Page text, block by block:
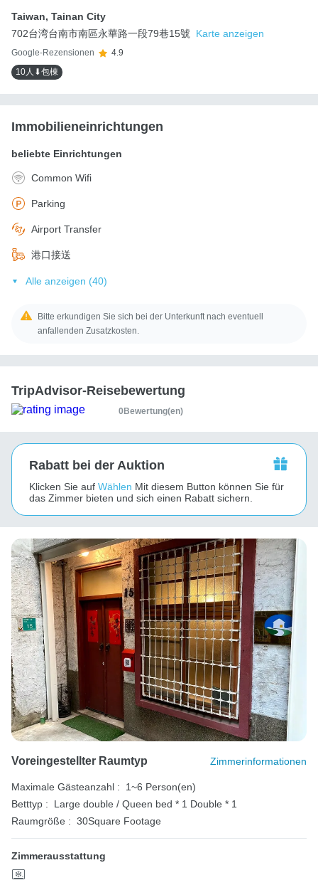
Taiwan, Tainan City
702台湾台南市南區永華路一段79巷15號
Karte anzeigen
Google-Rezensionen
4.9
10人⬇包棟
Immobilieneinrichtungen
beliebte Einrichtungen
Common Wifi
Parking
Airport Transfer
港口接送
Alle anzeigen (40)
Bitte erkundigen Sie sich bei der Unterkunft nach eventuell
anfallenden Zusatzkosten.
TripAdvisor-Reisebewertung
0Bewertung(en)
Rabatt bei der Auktion
Klicken Sie auf Wählen Mit diesem Button können Sie für
das Zimmer bieten und sich einen Rabatt sichern.
Voreingestellter Raumtyp Zimmerinformationen
Maximale Gästeanzahl :
1~6 Person(en)
Betttyp :
Large double / Queen bed * 1 Double * 1
Raumgröße : 30Square Footage
Zimmerausstattung